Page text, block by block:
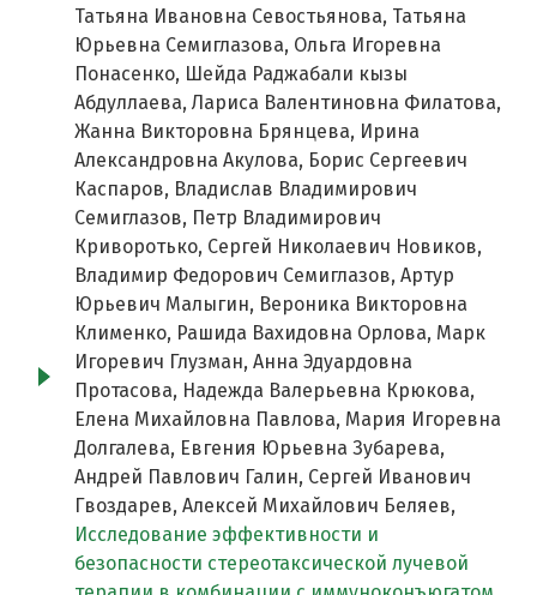
Татьяна Ивановна Севостьянова, Татьяна
Юрьевна Семиглазова, Ольга Игоревна
Понасенко, Шейда Раджабали кызы
Абдуллаева, Лариса Валентиновна Филатова,
Жанна Викторовна Брянцева, Ирина
Александровна Акулова, Борис Сергеевич
Каспаров, Владислав Владимирович
Семиглазов, Петр Владимирович
Криворотько, Сергей Николаевич Новиков,
Владимир Федорович Семиглазов, Артур
Юрьевич Малыгин, Вероника Викторовна
Клименко, Рашида Вахидовна Орлова, Марк
Игоревич Глузман, Анна Эдуардовна
Протасова, Надежда Валерьевна Крюкова,
Елена Михайловна Павлова, Мария Игоревна
Долгалева, Евгения Юрьевна Зубарева,
Андрей Павлович Галин, Сергей Иванович
Гвоздарев, Алексей Михайлович Беляев,
Исследование эффективности и
безопасности стереотаксической лучевой